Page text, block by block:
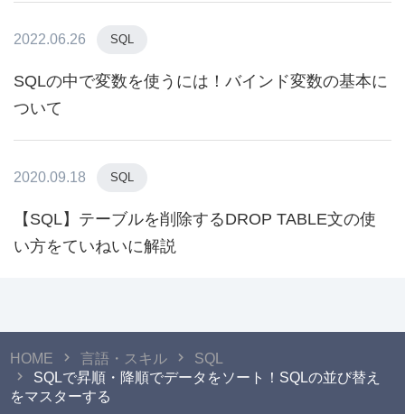
2022.06.26 SQL
SQLの中で変数を使うには！バインド変数の基本に
ついて
2020.09.18 SQL
【SQL】テーブルを削除するDROP TABLE文の使
い方をていねいに解説
HOME 言語・スキル
SQL
SQLで昇順・降順でデータをソート！SQLの並び替え
をマスターする